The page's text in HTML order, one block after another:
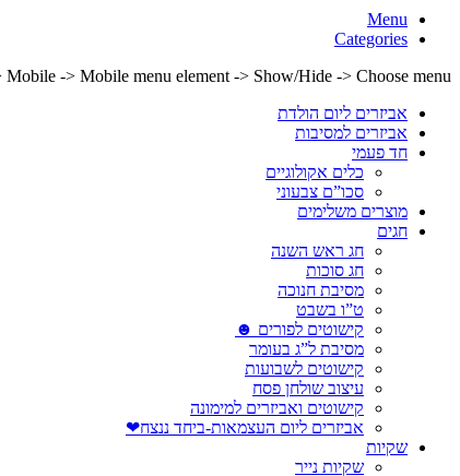
Menu
Categories
Mobile -> Mobile menu element -> Show/Hide -> Choose menu
אביזרים ליום הולדת
אביזרים למסיבות
חד פעמי
כלים אקולוגיים
סכו”ם צבעוני
מוצרים משלימים
חגים
חג ראש השנה
חג סוכות
מסיבת חנוכה
ט”ו בשבט
קישוטים לפורים ☻
מסיבת ל”ג בעומר
קישוטים לשבועות
עיצוב שולחן פסח
קישוטים ואביזרים למימונה
אביזרים ליום העצמאות-ביחד ננצח❤
שקיות
שקיות נייר